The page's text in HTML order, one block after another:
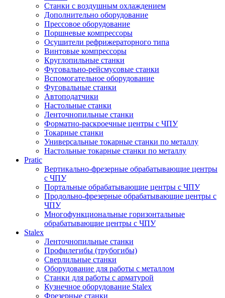
Станки с воздушным охлаждением
Дополнительно оборудование
Прессовое оборудование
Поршневые компрессоры
Осушители рефрижераторного типа
Винтовые компрессоры
Круглопильные станки
Фуговально-рейсмусовые станки
Вспомогательное оборудование
Фуговальные станки
Автоподатчики
Настольные станки
Ленточнопильные станки
Форматно-раскроечные центры с ЧПУ
Токарные станки
Универсальные токарные станки по металлу
Настольные токарные станки по металлу
Pratic
Вертикально-фрезерные обрабатывающие центры
с ЧПУ
Портальные обрабатывающие центры с ЧПУ
Продольно-фрезерные обрабатывающие центры с
ЧПУ
Многофункциональные горизонтальные
обрабатывающие центры с ЧПУ
Stalex
Ленточнопильные станки
Профилегибы (трубогибы)
Сверлильные станки
Оборудование для работы с металлом
Станки для работы с арматурой
Кузнечное оборудование Stalex
Фрезерные станки